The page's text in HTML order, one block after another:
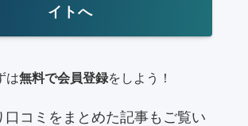
イトへ
は無料で会員登録をしよう！
口コミをまとめた記事もご覧い